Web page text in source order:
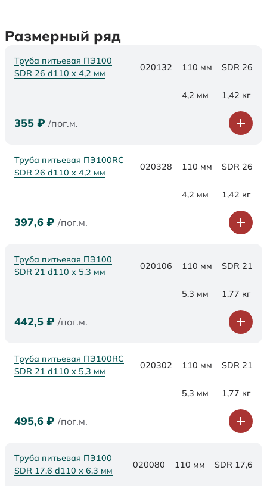
Размерный ряд
Труба питьевая ПЭ100
SDR 26 d110 х 4,2 мм
020132 110 мм SDR 26
4,2 мм 1,42 кг
355 ₽ /пог.м.
Труба питьевая ПЭ100RC
SDR 26 d110 х 4,2 мм
020328 110 мм SDR 26
4,2 мм 1,42 кг
397,6 ₽ /пог.м.
Труба питьевая ПЭ100
SDR 21 d110 х 5,3 мм
020106 110 мм SDR 21
5,3 мм 1,77 кг
442,5 ₽ /пог.м.
Труба питьевая ПЭ100RC
SDR 21 d110 х 5,3 мм
020302 110 мм SDR 21
5,3 мм 1,77 кг
495,6 ₽ /пог.м.
Труба питьевая ПЭ100
SDR 17,6 d110 х 6,3 мм
020080 110 мм SDR 17,6